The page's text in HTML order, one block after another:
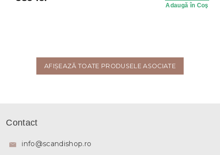
Adaugă în Coş
AFIŞEAZĂ TOATE PRODUSELE ASOCIATE
Contact
info@scandishop.ro